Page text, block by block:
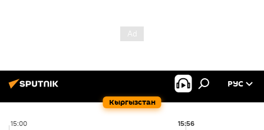
Кыргызстан
РУС
15:00 15:56